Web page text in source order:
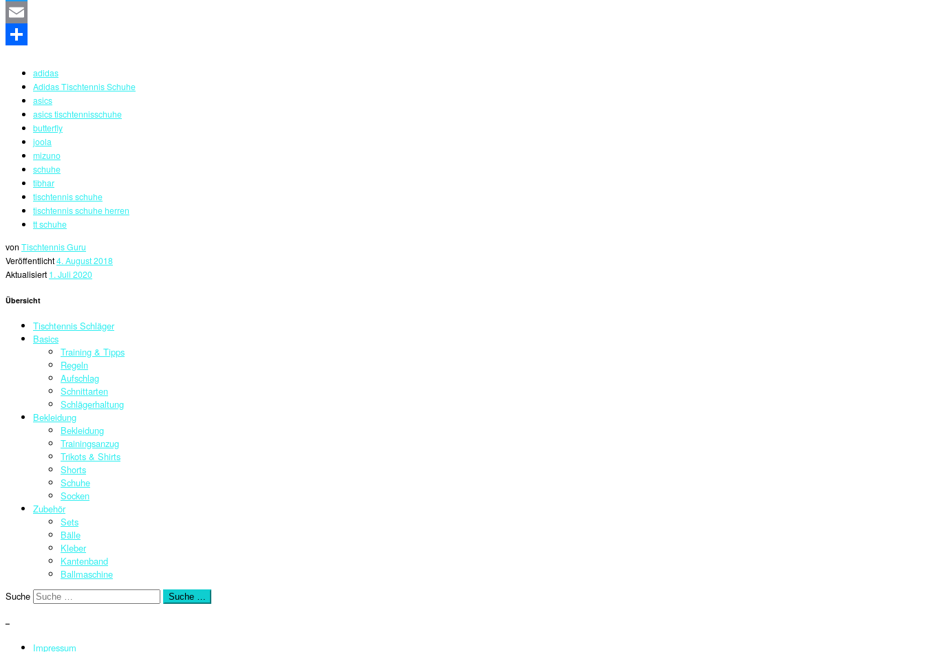
Twitter
Email
adidas
Adidas Tischtennis Schuhe
asics
asics tischtennisschuhe
butterfly
joola
mizuno
schuhe
tibhar
tischtennis schuhe
tischtennis schuhe herren
tt schuhe
von Tischtennis Guru
Veröffentlicht4. August 2018
Aktualisiert 1. Juli 2020
Übersicht
Tischtennis Schläger
Basics
Training & Tipps
Regeln
Aufschlag
Schnittarten
Schlägerhaltung
Bekleidung
Bekleidung
Trainingsanzug
Trikots & Shirts
Shorts
Schuhe
Socken
Zubehör
Sets
Bälle
Kleber
Kantenband
Ballmaschine
Suche
Suche …
–
Impressum